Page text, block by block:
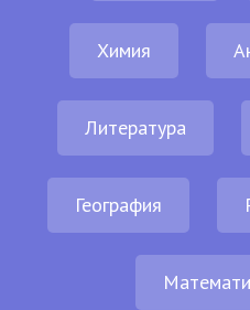
Химия
Литература
География